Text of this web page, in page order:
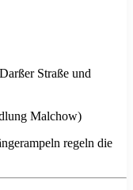
Straße und
Malchow)
regeln die